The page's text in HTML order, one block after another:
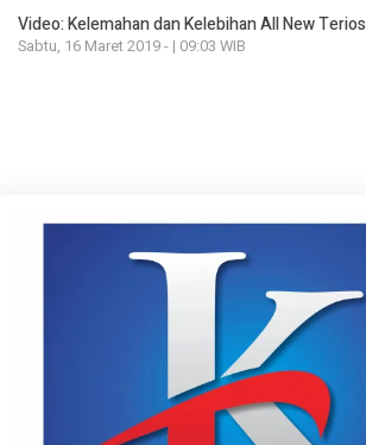
Video: Kelemahan dan Kelebihan All New Terios
Sabtu, 16 Maret 2019 - | 09:03 WIB